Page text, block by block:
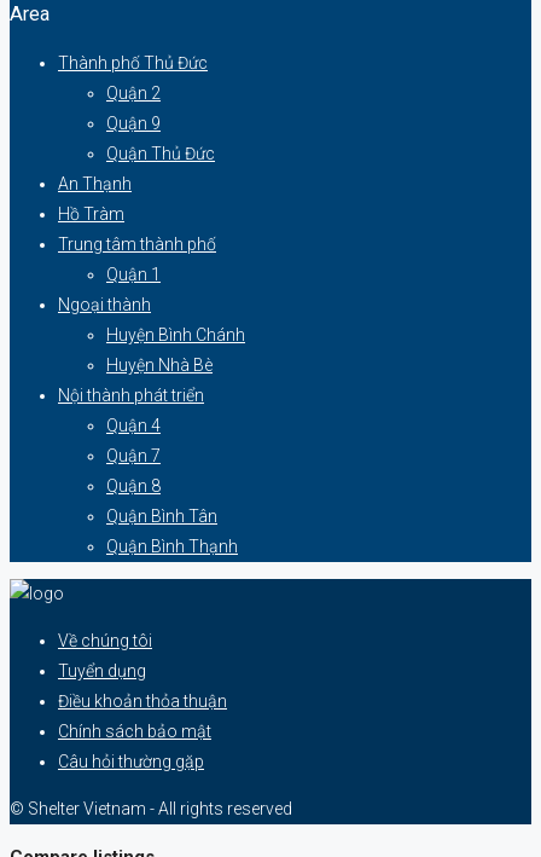
Area
Thành phố Thủ Đức
Quận 2
Quận 9
Quận Thủ Đức
An Thạnh
Hồ Tràm
Trung tâm thành phố
Quận 1
Ngoại thành
Huyện Bình Chánh
Huyện Nhà Bè
Nội thành phát triển
Quận 4
Quận 7
Quận 8
Quận Bình Tân
Quận Bình Thạnh
Về chúng tôi
Tuyển dụng
Điều khoản thỏa thuận
Chính sách bảo mật
Câu hỏi thường gặp
© Shelter Vietnam - All rights reserved